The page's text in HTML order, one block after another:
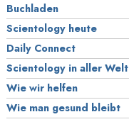
Buchladen
Scientology heute
Daily Connect
Scientology in aller Welt
Wie wir helfen
Wie man gesund bleibt